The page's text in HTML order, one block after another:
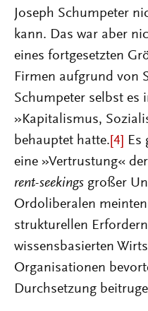
Joseph Schumpeter
kann. Das war aber
eines fortgesetzten
Firmen aufgrund von
Schumpeter selbst es
»Kapitalismus,
behauptet hatte. [4] Es
eine »Vertrustung«
rent-seekings großer
Ordoliberalen
strukturellen
wissensbasierten
Organisationen
Durchsetzung